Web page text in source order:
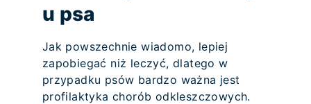
u psa
Jak powszechnie wiadomo, lepiej
zapobiegać niż leczyć, dlatego w
przypadku psów bardzo ważna jest
profilaktyka chorób odkleszczowych.